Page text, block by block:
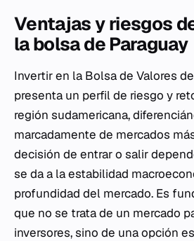
Ventajas y riesgos
la bolsa de Paraguay
Invertir en la Bolsa de Valores
presenta un perfil de riesgo y
región sudamericana,
marcadamente de mercados
decisión de entrar o salir
se da a la estabilidad
profundidad del mercado. Es
que no se trata de un mercado
inversores, sino de una opción